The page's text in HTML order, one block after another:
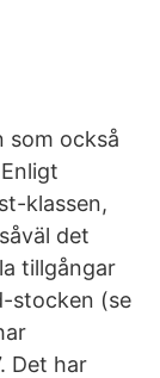
som också
klassen,
det
tillgångar
stocken (se
Det har